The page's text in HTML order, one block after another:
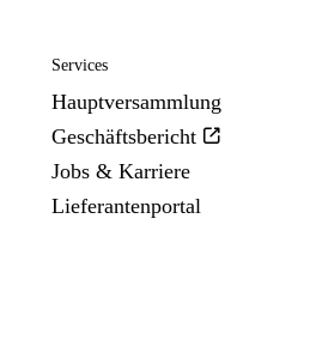
Services
Hauptversammlung
Geschäftsbericht
Jobs & Karriere
Lieferantenportal